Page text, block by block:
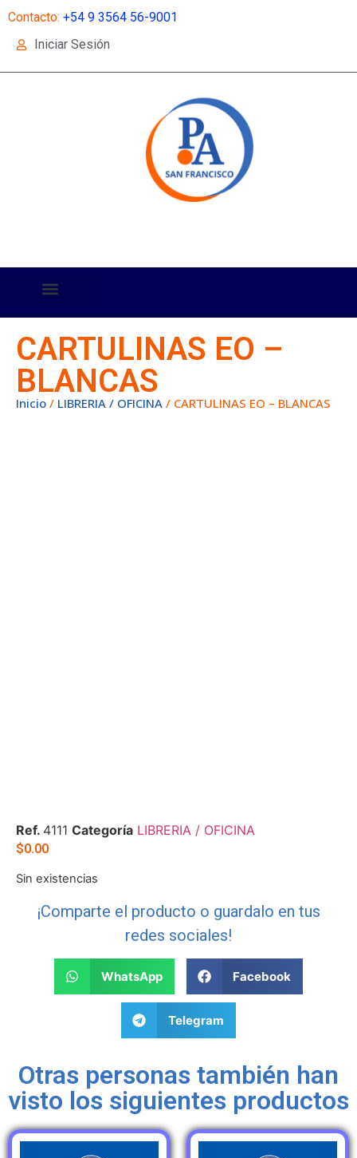
Contacto: +54 9 3564 56-9001
Iniciar Sesión
CARTULINAS EO –
BLANCAS
Inicio / LIBRERIA / OFICINA / CARTULINAS EO – BLANCAS
Ref. 4111 Categoría LIBRERIA / OFICINA
$0.00
Sin existencias
¡Comparte el producto o guardalo en tus
redes sociales!
WhatsApp Facebook
Telegram
Otras personas también han
visto los siguientes productos